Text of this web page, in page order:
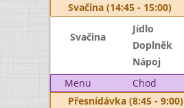
Svačina (14:45 - 15:00)
Svačina
Jídlo
Doplněk
Nápoj
Menu
Chod
Přesnídávka (8:45 - 9:00)